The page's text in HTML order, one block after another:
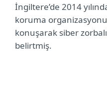
İngiltere’de 2014
koruma
konuşarak siber
belirtmiş.